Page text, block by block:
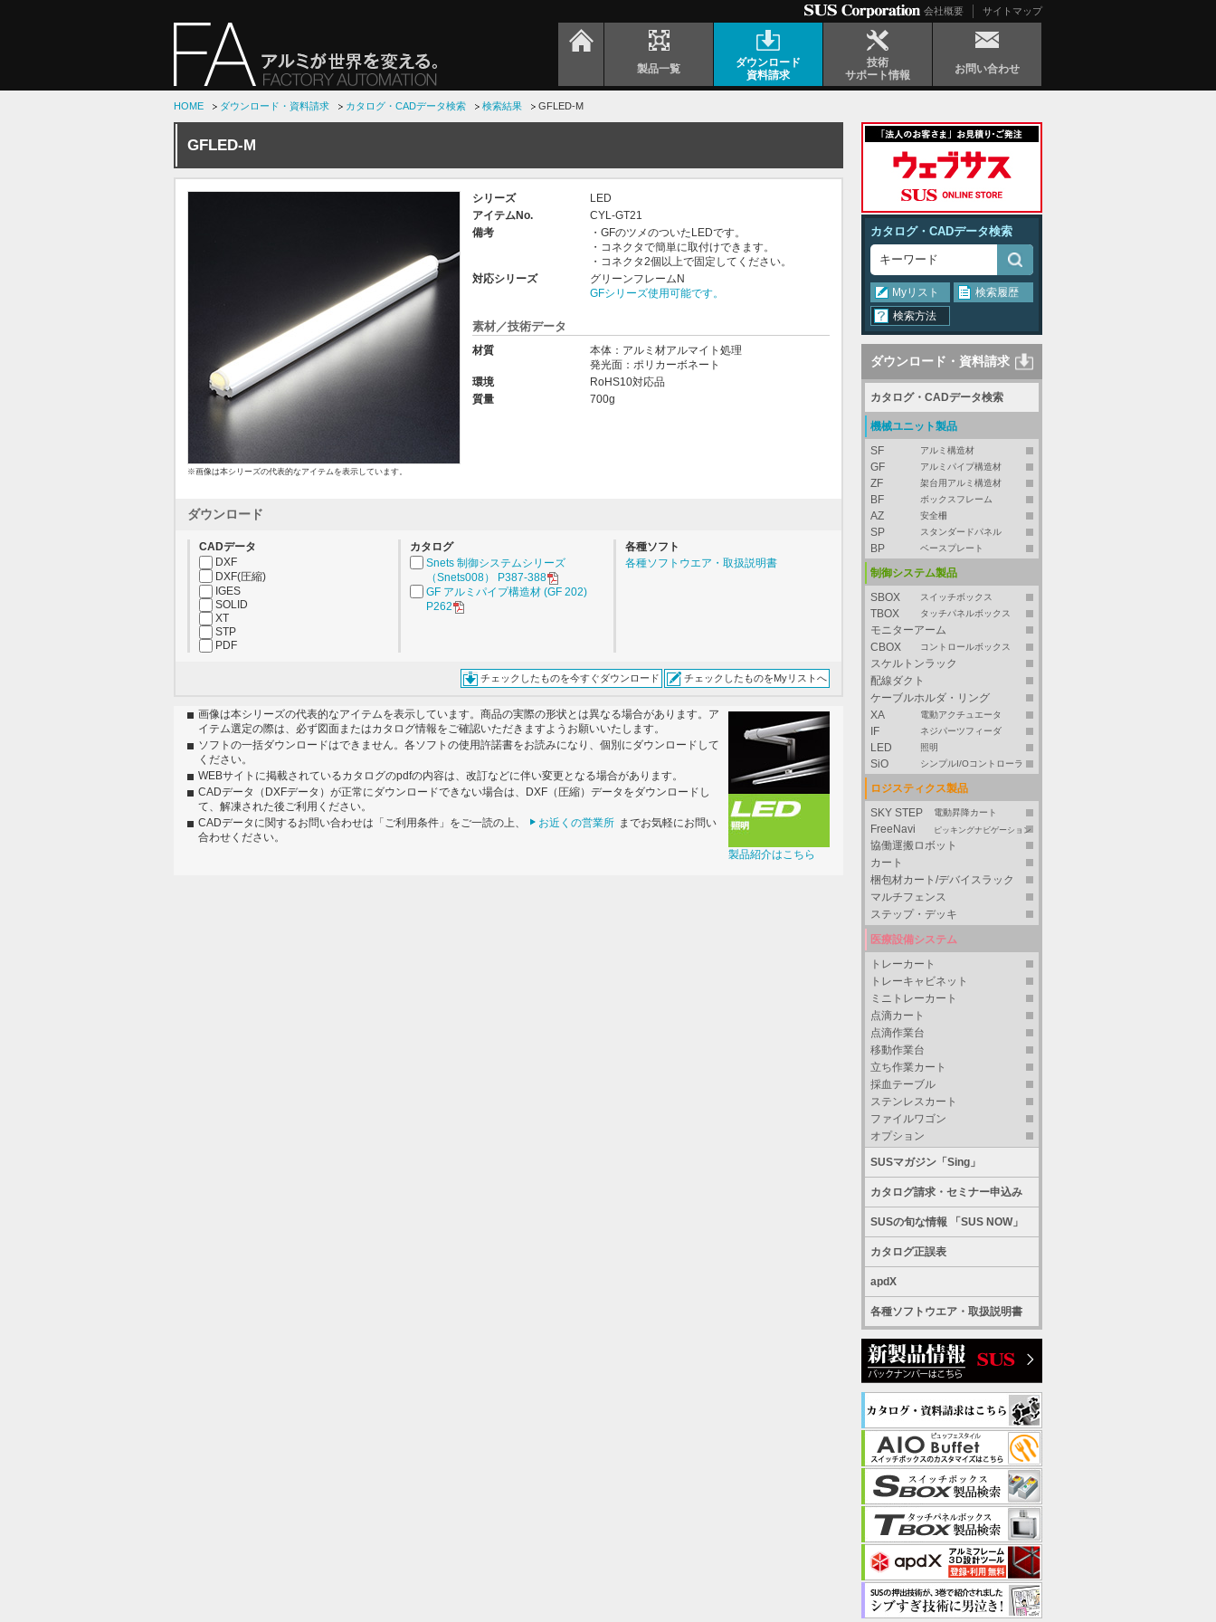
会社概要 サイトマップ
製品一覧
ダウンロード
資料請求
技術
サポート情報
お問い合わせ
HOME ダウンロード・資料請求 カタログ・CADデータ検索 検索結果 GFLED-M
GFLED-M
※画像は本シリーズの代表的なアイテムを表示しています。
シリーズ
LED
アイテムNo.
CYL-GT21
備考
・GFのツメのついたLEDです。
・コネクタで簡単に取付けできます。
・コネクタ2個以上で固定してください。
対応シリーズ
グリーンフレームN
GFシリーズ使用可能です。
素材／技術データ
材質
本体：アルミ材アルマイト処理
発光面：ポリカーボネート
環境
RoHS10対応品
質量
700g
ダウンロード
CADデータ
DXF
DXF(圧縮)
IGES
SOLID
XT
STP
PDF
カタログ
Snets 制御システムシリーズ
（Snets008） P387-388
GF アルミパイプ構造材 (GF 202)
P262
各種ソフト
各種ソフトウエア・取扱説明書
チェックしたものを今すぐダウンロード チェックしたものをMyリストへ
製品紹介はこちら
画像は本シリーズの代表的なアイテムを表示しています。商品の実際の形状とは異なる場合があります。ア
イテム選定の際は、必ず図面またはカタログ情報をご確認いただきますようお願いいたします。
ソフトの一括ダウンロードはできません。各ソフトの使用許諾書をお読みになり、個別にダウンロードして
ください。
WEBサイトに掲載されているカタログのpdfの内容は、改訂などに伴い変更となる場合があります。
CADデータ（DXFデータ）が正常にダウンロードできない場合は、DXF（圧縮）データをダウンロードし
て、解凍された後ご利用ください。
CADデータに関するお問い合わせは「ご利用条件」をご一読の上、
お近くの営業所 までお気軽にお問い
合わせください。
カタログ・CADデータ検索
Myリスト
検索履歴
検索方法
ダウンロード・資料請求
カタログ・CADデータ検索
機械ユニット製品
SF
アルミ構造材
GF アルミパイプ構造材
ZF 架台用アルミ構造材
BF ボックスフレーム
AZ 安全柵
SP スタンダードパネル
BP ベースプレート
制御システム製品
SBOX
スイッチボックス
TBOX タッチパネルボックス
モニターアーム
CBOX
コントロールボックス
スケルトンラック
配線ダクト
ケーブルホルダ・リング
XA
電動アクチュエータ
IF ネジパーツフィーダ
LED 照明
SiO シンプルI/Oコントローラ
ロジスティクス製品
SKY STEP
電動昇降カート
FreeNavi ピッキングナビゲーション
協働運搬ロボット
カート
梱包材カート/デバイスラック
マルチフェンス
ステップ・デッキ
医療設備システム
トレーカート
トレーキャビネット
ミニトレーカート
点滴カート
点滴作業台
移動作業台
立ち作業カート
採血テーブル
ステンレスカート
ファイルワゴン
オプション
SUSマガジン「Sing」
カタログ請求・セミナー申込み
SUSの旬な情報 「SUS NOW」
カタログ正誤表
apdX
各種ソフトウエア・取扱説明書